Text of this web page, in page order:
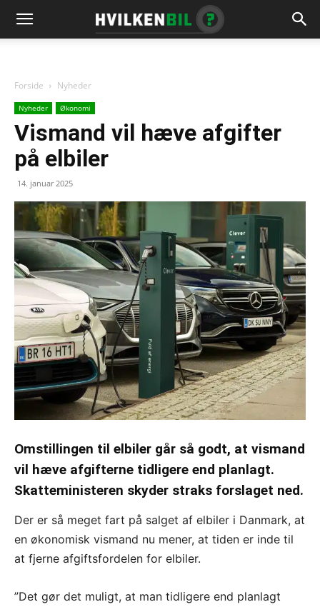
Forside Nyheder
Nyheder Økonomi
Vismand vil hæve afgifter
på elbiler
14. januar 2025
Omstillingen til elbiler går så godt, at vismand
vil hæve afgifterne tidligere end planlagt.
Skatteministeren skyder straks forslaget ned.
Der er så meget fart på salget af elbiler i Danmark, at
en økonomisk vismand nu mener, at tiden er inde til
at fjerne afgiftsfordelen for elbiler.
”Det gør det muligt, at man tidligere end planlagt